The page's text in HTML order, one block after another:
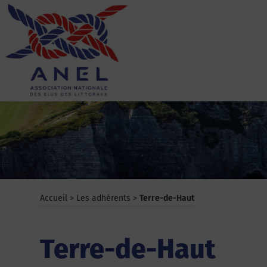
Aller
contenu
ANEL
Accueil > Les adhérents > Terre-de-Haut
Terre-de-Haut